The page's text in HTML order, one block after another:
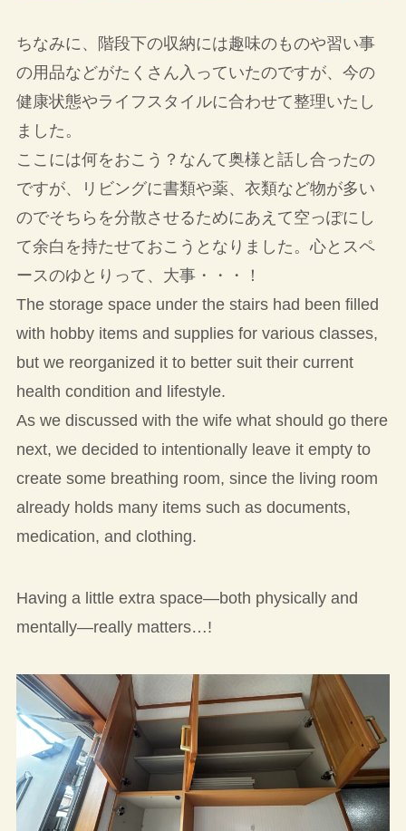
ちなみに、階段下の収納には趣味のものや習い事
の用品などがたくさん入っていたのですが、今の
健康状態やライフスタイルに合わせて整理いたし
ました。
ここには何をおこう？なんて奥様と話し合ったの
ですが、リビングに書類や薬、衣類など物が多い
のでそちらを分散させるためにあえて空っぽにし
て余白を持たせておこうとなりました。心とスペ
ースのゆとりって、大事・・・！
The storage space under the stairs had been filled
with hobby items and supplies for various classes,
but we reorganized it to better suit their current
health condition and lifestyle.
As we discussed with the wife what should go there
next, we decided to intentionally leave it empty to
create some breathing room, since the living room
already holds many items such as documents,
medication, and clothing.
Having a little extra space—both physically and
mentally—really matters…!